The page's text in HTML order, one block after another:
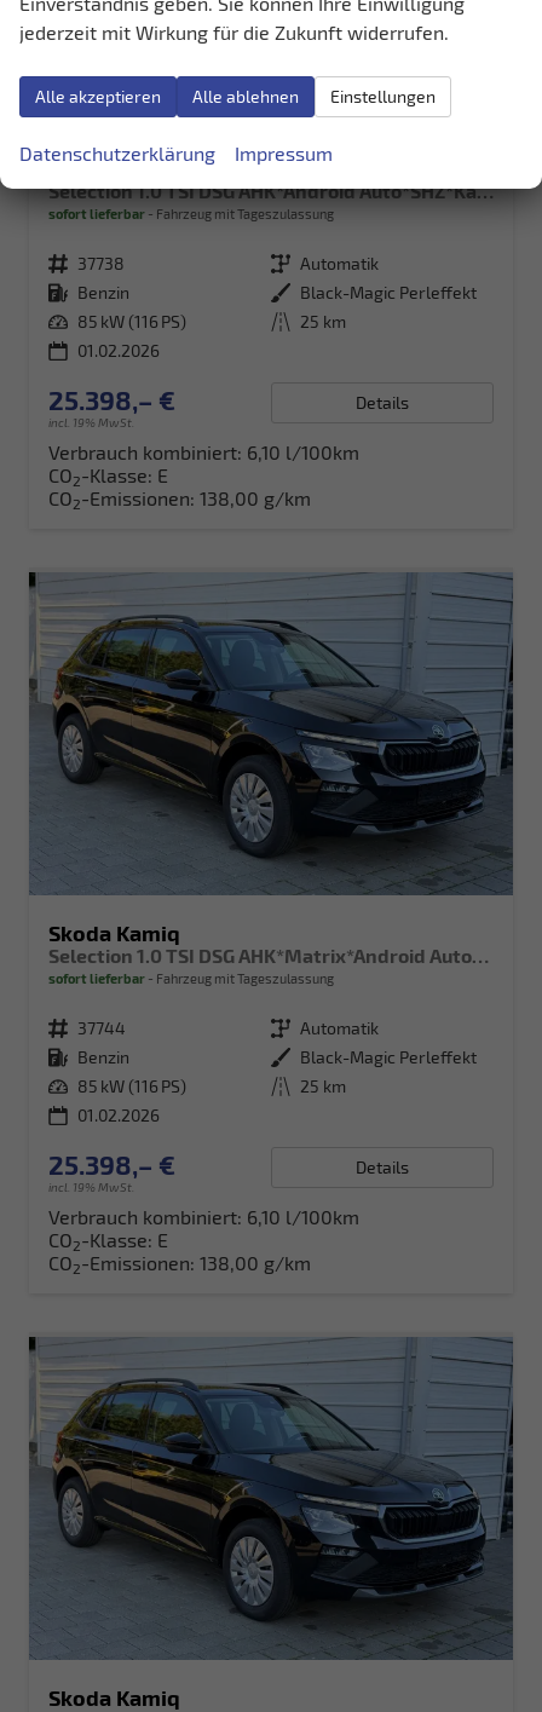
Skoda Kamiq
Selection 1.0 TSI DSG AHK*Android Auto*SHZ*Kamera*Keyless*2Z Klimaauto*
sofort lieferbar Fahrzeug mit Tageszulassung
Fahrzeugnr. 37738 Getriebe Automatik
Kraftstoff Benzin Außenfarbe Black-Magic Perleffekt
Leistung 85 kW (116 PS) Kilometerstand 25 km
01.02.2026
25.398,– €
incl. 19% MwSt.
Details
Verbrauch kombiniert: 6,10 l/100km
CO2-Klasse: E
CO2-Emissionen: 138,00 g/km
Skoda Kamiq
Selection 1.0 TSI DSG AHK*Matrix*Android Auto*SHZ*Kamera*Keyless*2Z Klimaauto*
sofort lieferbar Fahrzeug mit Tageszulassung
Fahrzeugnr. 37744 Getriebe Automatik
Kraftstoff Benzin Außenfarbe Black-Magic Perleffekt
Leistung 85 kW (116 PS) Kilometerstand 25 km
01.02.2026
25.398,– €
incl. 19% MwSt.
Details
Verbrauch kombiniert: 6,10 l/100km
CO2-Klasse: E
CO2-Emissionen: 138,00 g/km
Skoda Kamiq
jederzeit mit Wirkung für die Zukunft widerrufen.
Alle akzeptieren Alle ablehnen Einstellungen
Datenschutzerklärung Impressum